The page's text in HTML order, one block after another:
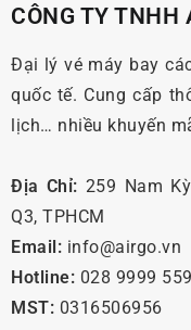
CÔNG TY TNHH
Đại lý vé máy bay
quốc tế. Cung cấp
lịch… nhiều khuyến
Địa Chỉ: 259 Nam
Q3, TPHCM
Email: info@airgo.vn
Hotline: 028 9999
MST: 0316506956